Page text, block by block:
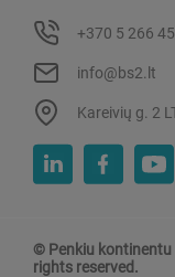
+370 5 266 45
info@bs2.lt
Kareivių g. 2
© Penkiu kontinentu
rights reserved.